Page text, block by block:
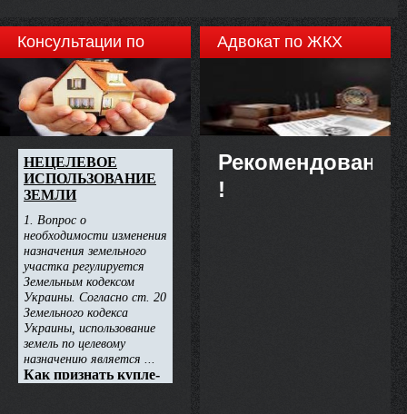
Консультации по
недвижимости
Адвокат по ЖКХ
Рекомендовано
!